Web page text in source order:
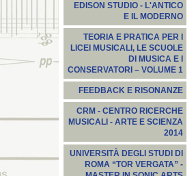
EDISON STUDIO - L'ANTICO
E IL MODERNO
TEORIA E PRATICA PER I
LICEI MUSICALI, LE SCUOLE
DI MUSICA E I
CONSERVATORI – VOLUME 1
FEEDBACK E RISONANZE
CRM - CENTRO RICERCHE
MUSICALI - ARTE E SCIENZA
2014
UNIVERSITÀ DEGLI STUDI DI
ROMA “TOR VERGATA” -